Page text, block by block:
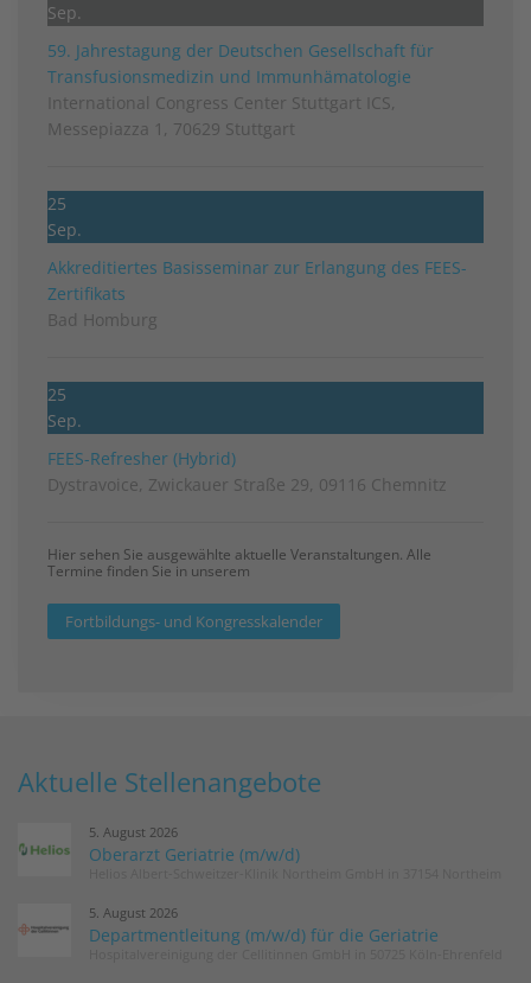
Sep.
59. Jahrestagung der Deutschen Gesellschaft für
Transfusionsmedizin und Immunhämatologie
International Congress Center Stuttgart ICS,
Messepiazza 1, 70629 Stuttgart
25
Sep.
Akkreditiertes Basisseminar zur Erlangung des FEES-
Zertifikats
Bad Homburg
25
Sep.
FEES-Refresher (Hybrid)
Dystravoice, Zwickauer Straße 29, 09116 Chemnitz
Hier sehen Sie ausgewählte aktuelle Veranstaltungen. Alle
Termine finden Sie in unserem
Fortbildungs- und Kongresskalender
Aktuelle Stellenangebote
5. August 2026
Oberarzt Geriatrie (m/w/d)
5. August 2026
Departmentleitung (m/w/d) für die Geriatrie